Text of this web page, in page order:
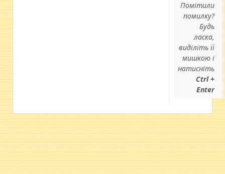
Помітили
помилку?
Будь
ласка,
виділіть її
мишкою і
натисніть
Ctrl +
Enter